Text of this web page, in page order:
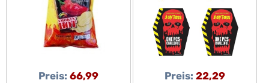
Preis: 66,99 Preis: 22,29